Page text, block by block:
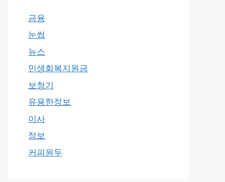
금융
눈썹
뉴스
민생회복지원금
보청기
유용한정보
이사
정보
커피원두